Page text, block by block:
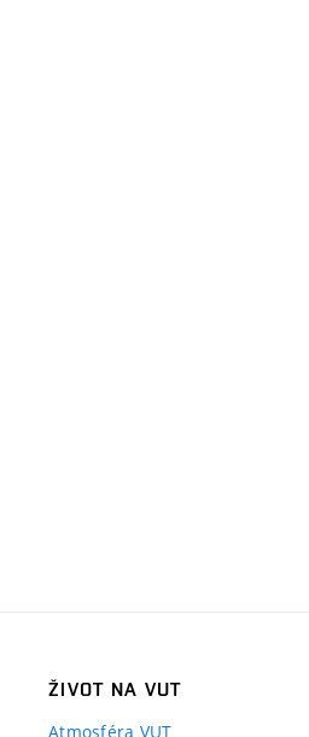
ŽIVOT NA VUT
Atmosféra VUT